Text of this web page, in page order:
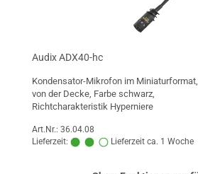
Audix ADX40-hc
Kondensator-Mikrofon im
von der Decke, Farbe schwarz,
Richtcharakteristik Hyperniere
Art.Nr.: 36.04.08
Lieferzeit:
Lieferzeit ca. 1 Woche